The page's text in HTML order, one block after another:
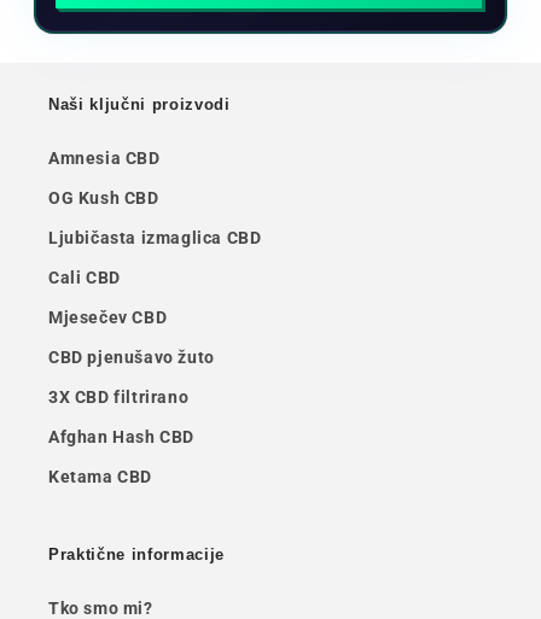
Naši ključni proizvodi
Amnesia CBD
OG Kush CBD
Ljubičasta izmaglica CBD
Cali CBD
Mjesečev CBD
CBD pjenušavo žuto
3X CBD filtrirano
Afghan Hash CBD
Ketama CBD
Praktične informacije
Tko smo mi?